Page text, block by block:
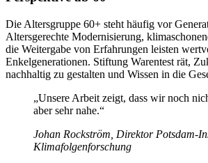
Die Altersgruppe 60+ steht häufig vor
Altersgerechte Modernisierung,
die Weitergabe von Erfahrungen leisten
Enkelgenerationen. Stiftung Warentest rät,
nachhaltig zu gestalten und Wissen in die
„Unsere Arbeit zeigt, dass wir noch
aber sehr nahe.“
Johan Rockström, Direktor Potsdam-
Klimafolgenforschung